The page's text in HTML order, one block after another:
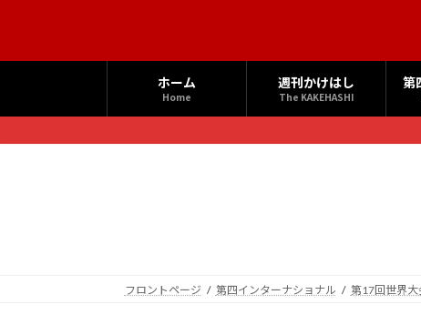
へ
ス
ョ
ン
ホーム
Home
週刊かけはし
The KAKEHASHI
第
フロントページ 第四インターナショナル 第17回世界大